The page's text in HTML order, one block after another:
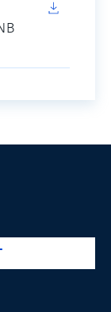
swiss-national-